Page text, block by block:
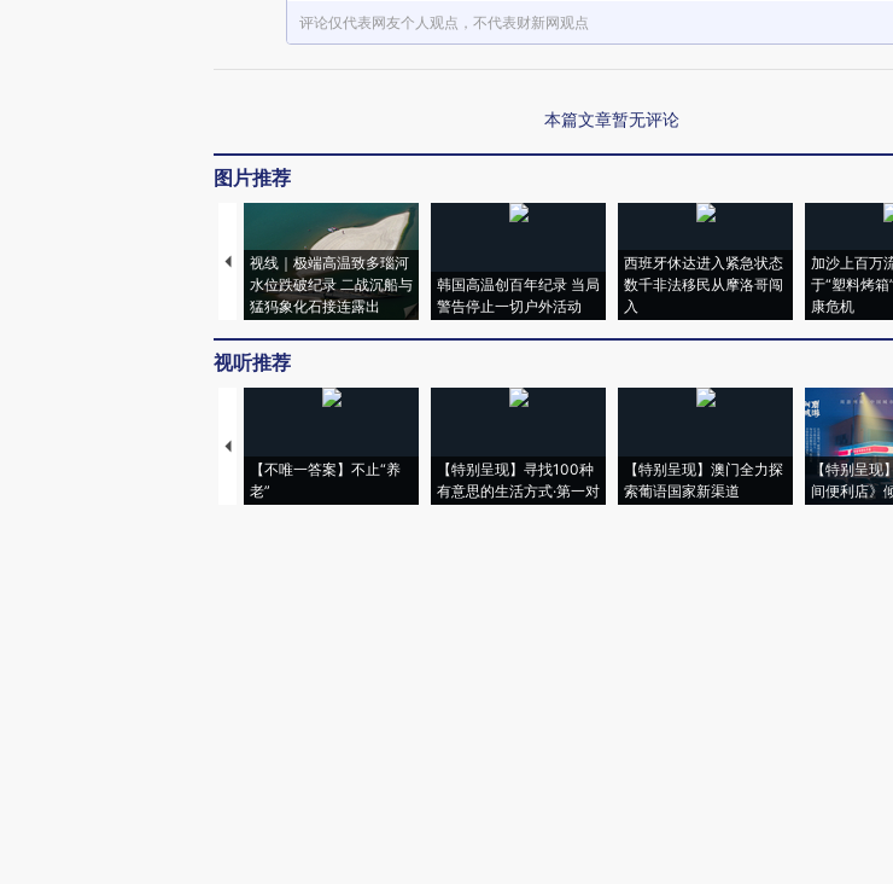
评论仅代表网友个人观点，不代表财新网观点
本篇文章暂无评论
图片推荐
视线｜极端高温致多瑙河
水位跌破纪录 二战沉船与
猛犸象化石接连露出
韩国高温创百年纪录 当局
警告停止一切户外活动
西班牙休达进入紧急状态
数千非法移民从摩洛哥闯
入
加沙上百万
于“塑料烤箱
康危机
视听推荐
【不唯一答案】不止“养
老”
【特别呈现】寻找100种
有意思的生活方式·第一对
【特别呈现】澳门全力探
索葡语国家新渠道
【特别呈现
间便利店》